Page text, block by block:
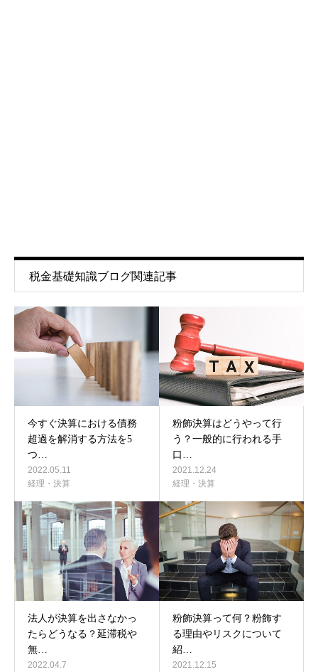
税金基礎知識ブログ関連記事
今すぐ決算における債務
超過を解消する方法を5
つ…
2022.05.11
経理・決算
粉飾決算はどうやって行
う？一般的に行われる手
口…
2021.12.24
経理・決算
法人が決算を出さなかっ
たらどうなる？延滞税や
無…
2022.04.7
粉飾決算って何？粉飾す
る理由やリスクについて
紹…
2021.12.15